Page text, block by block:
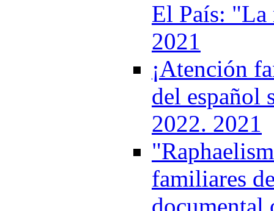
El País: "La
2021
¡Atención
del español
2022. 2021
familiares